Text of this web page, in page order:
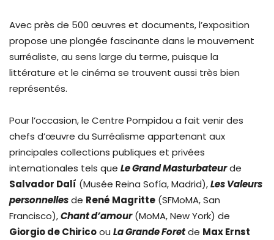
Avec près de 500 œuvres et documents, l’exposition
propose une plongée fascinante dans le mouvement
surréaliste, au sens large du terme, puisque la
littérature et le cinéma se trouvent aussi très bien
représentés.
Pour l’occasion, le Centre Pompidou a fait venir des
chefs d’œuvre du Surréalisme appartenant aux
principales collections publiques et privées
internationales tels que Le Grand Masturbateurde
Salvador Dalí (Musée Reina Sofía, Madrid),Les Valeurs
personnellesde René Magritte (SFMoMA, San
Francisco),Chant d’amour(MoMA, New York) de
Giorgio de Chiricoou La Grande Foretde Max Ernst